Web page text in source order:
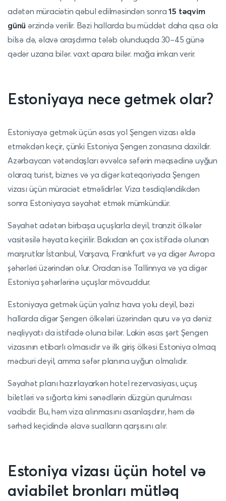
adətən müraciətin qəbul edilməsindən sonra15 təqvim
günü ərzində verilir. Bəzi hallarda bu müddət daha qısa ola
bilsə də, əlavə araşdırma tələb olunduqda 30–45 günə
qədər uzana bilər. vaxt apara bilər. mağa imkan verir.
Estoniyaya nece getmek olar?
Estoniyayə getmək üçün əsas yol Şengen vizası əldə
etməkdən keçir, çünki Estoniya Şengen zonasına daxildir.
Azərbaycan vətəndaşları əvvəlcə səfərin məqsədinə uyğun
olaraq turist, biznes və ya digər kateqoriyada Şengen
vizası üçün müraciət etməlidirlər. Viza təsdiqləndikdən
sonra Estoniyaya səyahət etmək mümkündür.
Səyahət adətən birbaşa uçuşlarla deyil, tranzit ölkələr
vasitəsilə həyata keçirilir. Bakıdan ən çox istifadə olunan
marşrutlar İstanbul, Varşava, Frankfurt və ya digər Avropa
şəhərləri üzərindən olur. Oradan isə Tallinnya və ya digər
Estoniya şəhərlərinə uçuşlar mövcuddur.
Estoniyaya getmək üçün yalnız hava yolu deyil, bəzi
hallarda digər Şengen ölkələri üzərindən quru və ya dəniz
nəqliyyatı da istifadə oluna bilər. Lakin əsas şərt Şengen
vizasının etibarlı olmasıdır və ilk giriş ölkəsi Estoniya olmaq
məcburi deyil, amma səfər planına uyğun olmalıdır.
Səyahət planı hazırlayarkən hotel rezervasiyası, uçuş
biletləri və sığorta kimi sənədlərin düzgün qurulması
vacibdir. Bu, həm viza alınmasını asanlaşdırır, həm də
sərhəd keçidində əlavə sualların qarşısını alır.
Estoniya vizası üçün hotel və
aviabilet bronları mütləq